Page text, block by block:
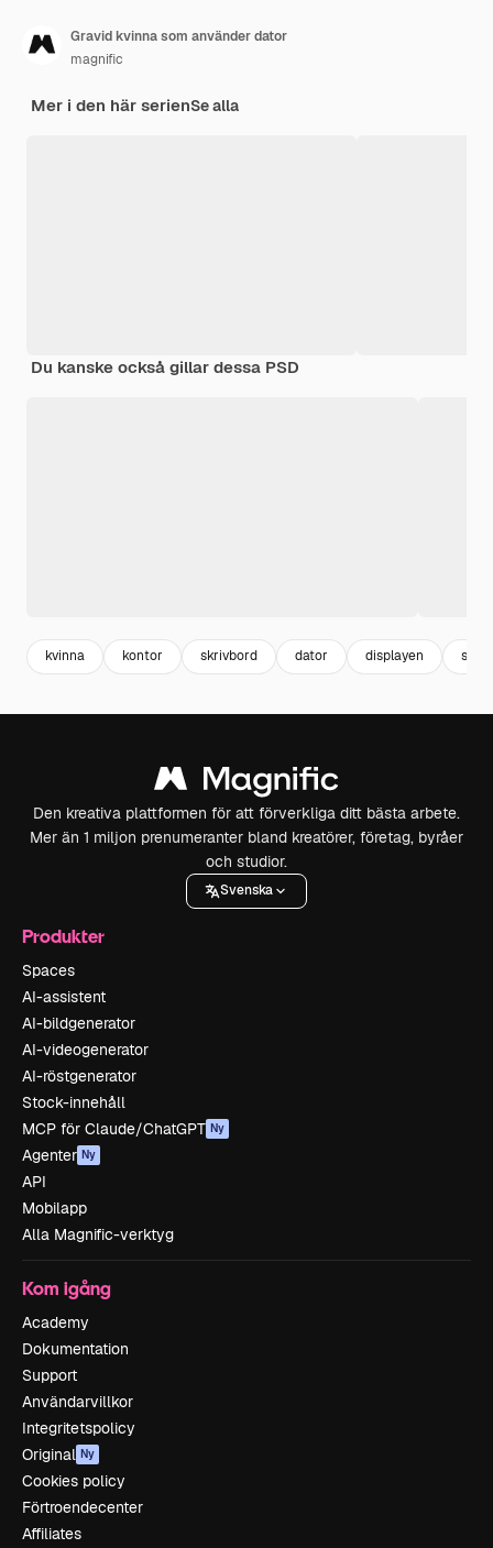
Gravid kvinna som använder dator
magnific
Mer i den här serienSe alla
Du kanske också gillar dessa PSD
kvinna kontor skrivbord dator displayen
Den kreativa plattformen för att förverkliga ditt bästa arbete.
Mer än 1 miljon prenumeranter bland kreatörer, företag, byråer
och studior.
Svenska
Produkter
Spaces
AI-assistent
AI-bildgenerator
AI-videogenerator
AI-röstgenerator
Stock-innehåll
MCP för Claude/ChatGPT Ny
Agenter Ny
API
Mobilapp
Alla Magnific-verktyg
Kom igång
Academy
Dokumentation
Support
Användarvillkor
Integritetspolicy
Original Ny
Cookies policy
Förtroendecenter
Affiliates